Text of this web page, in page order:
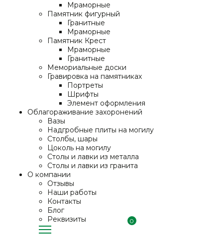
Мраморные
Памятник фигурный
Гранитные
Мраморные
Памятник Крест
Мраморные
Гранитные
Мемориальные доски
Гравировка на памятниках
Портреты
Шрифты
Элемент оформления
Облагораживание захоронений
Вазы
Надгробные плиты на могилу
Столбы, шары
Цоколь на могилу
Столы и лавки из металла
Столы и лавки из гранита
О компании
Отзывы
Наши работы
Контакты
Блог
Реквизиты
0